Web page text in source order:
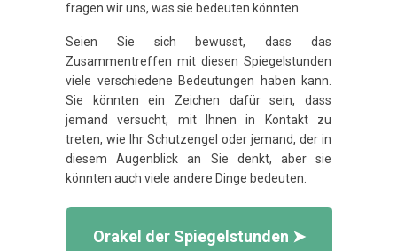
fragen wir uns, was sie bedeuten könnten.
Seien Sie sich bewusst, dass das
Zusammentreffen mit diesen Spiegelstunden
viele verschiedene Bedeutungen haben kann.
Sie könnten ein Zeichen dafür sein, dass
jemand versucht, mit Ihnen in Kontakt zu
treten, wie Ihr Schutzengel oder jemand, der in
diesem Augenblick an Sie denkt, aber sie
könnten auch viele andere Dinge bedeuten.
Orakel der Spiegelstunden ➤